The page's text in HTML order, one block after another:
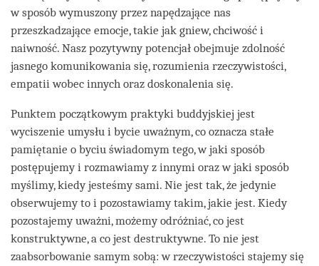
w sposób wymuszony przez napędzające nas
przeszkadzające emocje, takie jak gniew, chciwość i
naiwność. Nasz pozytywny potencjał obejmuje zdolność
jasnego komunikowania się, rozumienia rzeczywistości,
empatii wobec innych oraz doskonalenia się.
Punktem początkowym praktyki buddyjskiej jest
wyciszenie umysłu i bycie uważnym, co oznacza stałe
pamiętanie o byciu świadomym tego, w jaki sposób
postępujemy i rozmawiamy z innymi oraz w jaki sposób
myślimy, kiedy jesteśmy sami. Nie jest tak, że jedynie
obserwujemy to i pozostawiamy takim, jakie jest. Kiedy
pozostajemy uważni, możemy odróżniać, co jest
konstruktywne, a co jest destruktywne. To nie jest
zaabsorbowanie samym sobą: w rzeczywistości stajemy się